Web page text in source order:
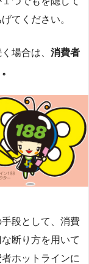
てください。
場合は、 消費者
段として、消費
断り方を用いて
ホットラインに